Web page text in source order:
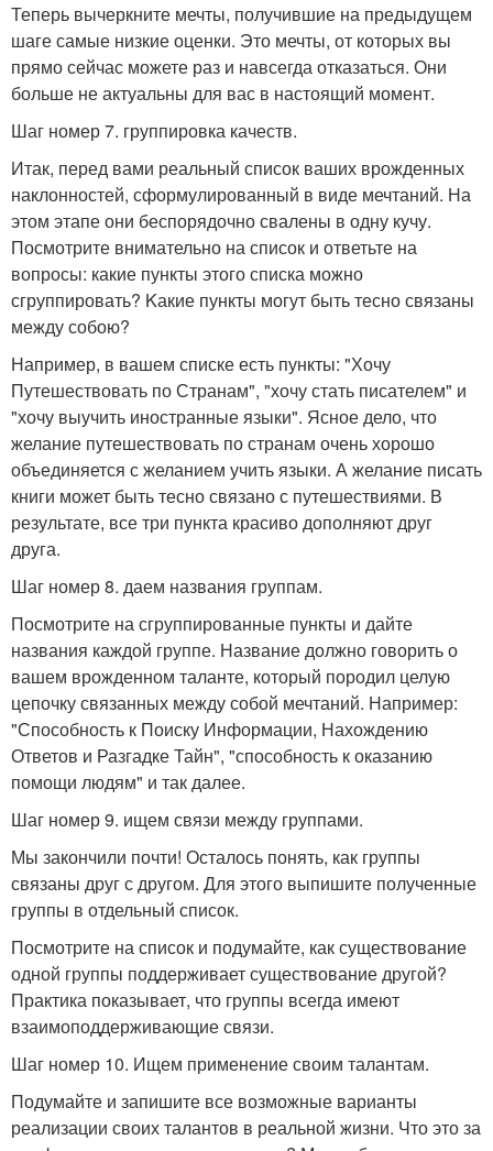
Теперь вычеркните мечты, получившие на предыдущем
шаге самые низкие оценки. Это мечты, от которых вы
прямо сейчас можете раз и навсегда отказаться. Они
больше не актуальны для вас в настоящий момент.
Шаг номер 7. группировка качеств.
Итак, перед вами реальный список ваших врожденных
наклонностей, сформулированный в виде мечтаний. На
этом этапе они беспорядочно свалены в одну кучу.
Посмотрите внимательно на список и ответьте на
вопросы: какие пункты этого списка можно
сгруппировать? Kакие пункты могут быть тесно связаны
между собою?
Например, в вашем списке есть пункты: "Хочу
Путешествовать по Странам", "хочу стать писателем" и
"хочу выучить иностранные языки". Ясное дело, что
желание путешествовать по странам очень хорошо
объединяется с желанием учить языки. А желание писать
книги может быть тесно связано с путешествиями. В
результате, все три пункта красиво дополняют друг
друга.
Шаг номер 8. даем названия группам.
Посмотрите на сгруппированные пункты и дайте
названия каждой группе. Название должно говорить о
вашем врожденном таланте, который породил целую
цепочку связанных между собой мечтаний. Например:
"Способность к Поиску Информации, Нахождению
Ответов и Разгадке Тайн", "способность к оказанию
помощи людям" и так далее.
Шаг номер 9. ищем связи между группами.
Мы закончили почти! Осталось понять, как группы
связаны друг с другом. Для этого выпишите полученные
группы в отдельный список.
Посмотрите на список и подумайте, как существование
одной группы поддерживает существование другой?
Практика показывает, что группы всегда имеют
взаимоподдерживающие связи.
Шаг номер 10. Ищем применение своим талантам.
Подумайте и запишите все возможные варианты
реализации своих талантов в реальной жизни. Что это за